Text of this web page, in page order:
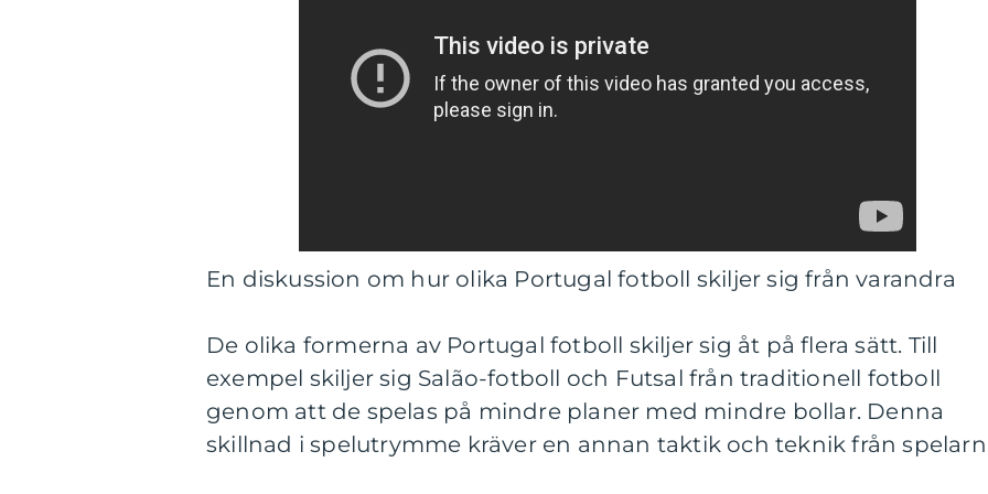
En diskussion om hur olika Portugal fotboll skiljer sig från varandra
De olika formerna av Portugal fotboll skiljer sig åt på flera sätt. Till
exempel skiljer sig Salão-fotboll och Futsal från traditionell fotboll
genom att de spelas på mindre planer med mindre bollar. Denna
skillnad i spelutrymme kräver en annan taktik och teknik från